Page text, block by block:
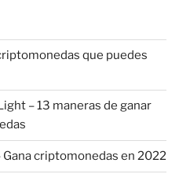
que puedes
– 13 maneras de ganar
Gana criptomonedas en 2022